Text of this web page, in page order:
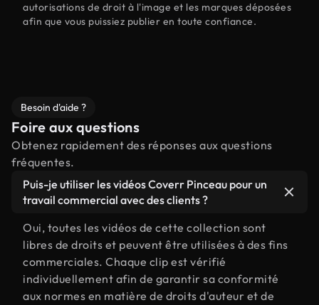
autorisations de droit à l'image et les marques déposées
afin que vous puissiez publier en toute confiance.
Besoin d'aide ?
Foire aux questions
Obtenez rapidement des réponses aux questions
fréquentes.
Puis-je utiliser les vidéos Coverr Pinceau pour un
travail commercial avec des clients ?
Oui, toutes les vidéos de cette collection sont
libres de droits et peuvent être utilisées à des fins
commerciales. Chaque clip est vérifié
individuellement afin de garantir sa conformité
aux normes en matière de droits d'auteur et de